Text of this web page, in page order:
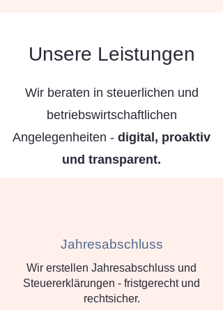
Unsere Leistungen
Wir beraten in steuerlichen und
betriebswirtschaftlichen
Angelegenheiten - digital, proaktiv
und transparent.​
Jahresabschluss
Wir erstellen Jahresabschluss und
Steuererklärungen - fristgerecht und
rechtsicher.